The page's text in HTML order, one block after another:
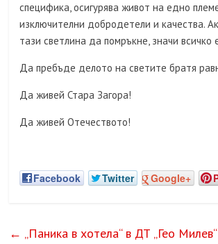
специфика, осигурява живот на едно
изключителни добродетели и качества.
тази светлина да помръкне, значи всичко
Да пребъде делото на светите братя
Да живей Стара Загора!
Да живей Отечеството!
Facebook Twitter Google+
← „Паника в хотела“ в ДТ „Гео